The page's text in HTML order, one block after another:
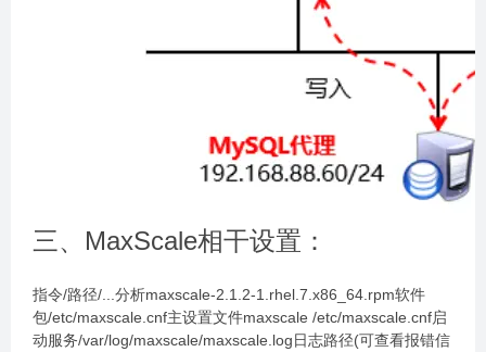
三、MaxScale相干设置：
指令/路径/...分析maxscale-2.1.2-1.rhel.7.x86_64.rpm软件
包/etc/maxscale.cnf主设置文件maxscale /etc/maxscale.cnf启
动服务/var/log/maxscale/maxscale.log日志路径(可查看报错信